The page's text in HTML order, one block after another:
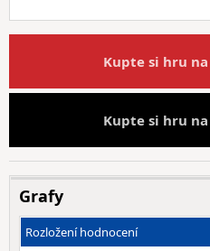
Kupte si hru na
Kupte si hru na
Grafy
Rozložení hodnocení